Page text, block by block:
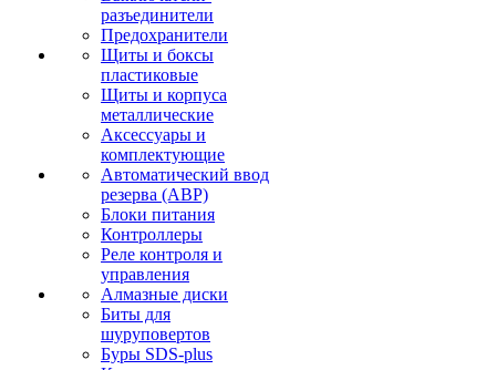
разъединители
Предохранители
Щиты и боксы
пластиковые
Щиты и корпуса
металлические
Аксессуары и
комплектующие
Автоматический ввод
резерва (АВР)
Блоки питания
Контроллеры
Реле контроля и
управления
Алмазные диски
Биты для
шуруповертов
Буры SDS-plus